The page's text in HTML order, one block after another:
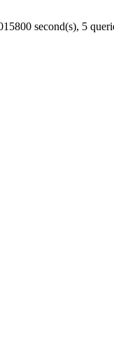
second(s), 5